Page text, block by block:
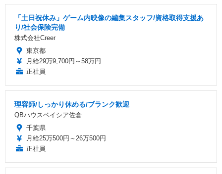
「土日祝休み」ゲーム内映像の編集スタッフ/資格取得支援あ
り/社会保険完備
株式会社Creer
東京都
月給29万9,700円～58万円
正社員
理容師/しっかり休める/ブランク歓迎
QBハウスベイシア佐倉
千葉県
月給25万500円～26万500円
正社員